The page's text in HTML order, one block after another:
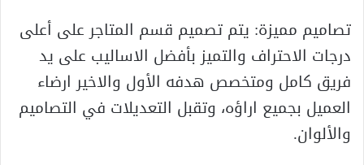
تصاميم مميزة: يتم تصميم قسم المتاجر على أعلى
درجات الاحتراف والتميز بأفضل الاساليب على يد
فريق كامل ومتخصص هدفه الأول والاخير ارضاء
العميل بجميع اراؤه، وتقبل التعديلات في التصاميم
والألوان.